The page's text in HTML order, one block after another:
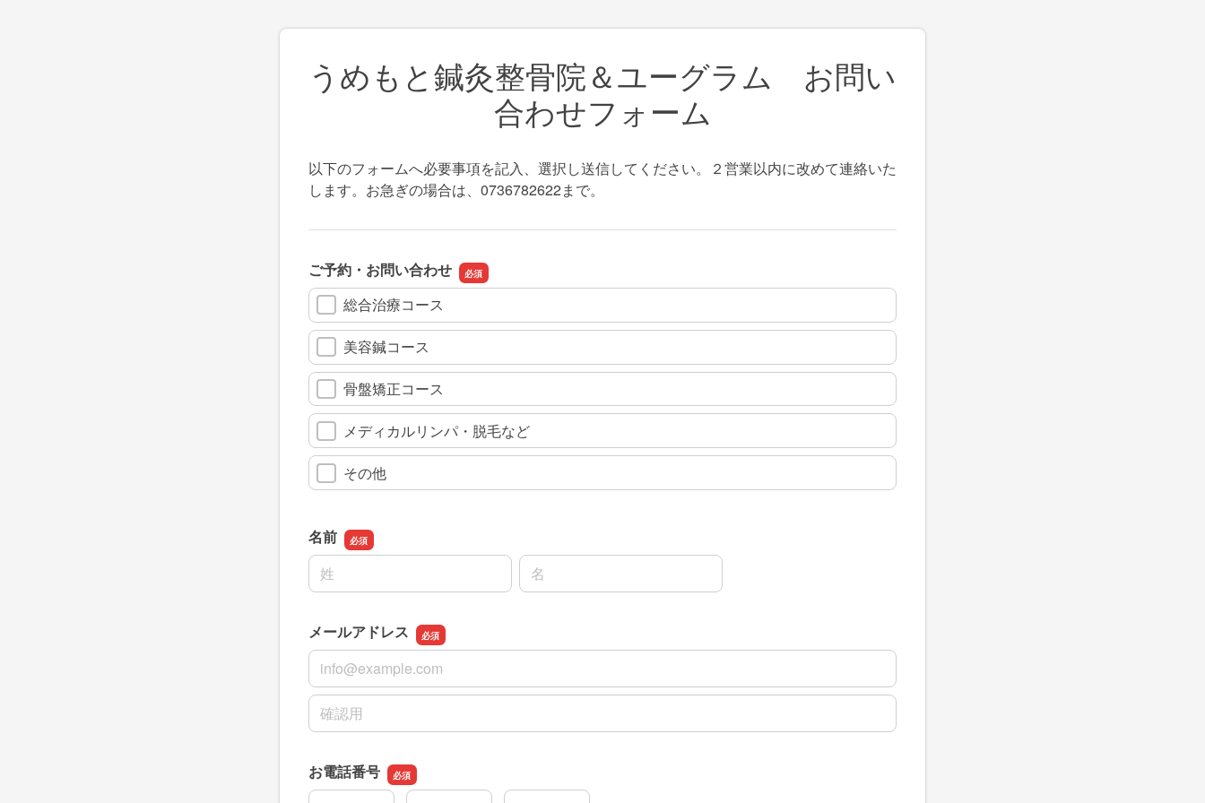
うめもと鍼灸整骨院＆ユーグラム お問い
合わせフォーム
以下のフォームへ必要事項を記入、選択し送信してください。２営業以内に改めて連絡いた
します。お急ぎの場合は、0736782622まで。
ご予約・お問い合わせ
総合治療コース
美容鍼コース
骨盤矯正コース
メディカルリンパ・脱毛など
その他
名前
名前の姓
名前の名
メールアドレス
メールアドレス
メールアドレスの確認用
お電話番号